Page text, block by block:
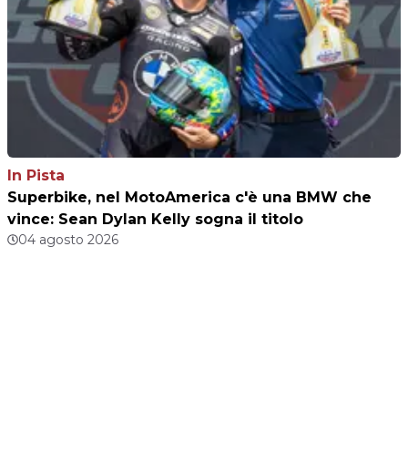
In Pista
Superbike, nel MotoAmerica c'è una BMW che
vince: Sean Dylan Kelly sogna il titolo
04 agosto 2026